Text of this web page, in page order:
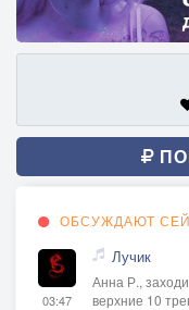
ОБСУЖДАЮТ
03:47
Лучик
Анна Р.,
верхние 10